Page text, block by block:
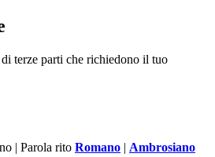
terze parti che richiedono il tuo
| Parola rito Romano | Ambrosiano